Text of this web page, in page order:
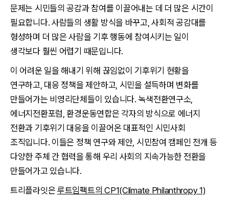
문제는 시민들의 공감과 참여를 이끌어내는 데 더 많은 시간이
필요합니다. 사람들의 생활 방식을 바꾸고, 사회적 공감대를
형성하며 더 많은 사람을 기후 행동에 참여시키는 일이
생각보다 훨씬 어렵기 때문입니다.
이 어려운 일을 해내기 위해 끊임없이 기후위기 현황을
연구하고, 대응 정책을 제안하고, 시민을 설득하며 변화를
만들어가는 비영리단체들이 있습니다. 녹색전환연구소,
에너지전환포럼, 환경운동연합은 각자의 방식으로 에너지
전환과 기후위기 대응을 이끌어온 대표적인 시민사회
조직입니다. 이들은 정책 연구와 제안, 시민참여 캠페인 전개 등
다양한 주체 간 협력을 통해 우리 사회의 지속가능한 전환을
만들어가고 있습니다.
트리플라잇은루트임팩트의 CP1(Climate Philanthropy 1)